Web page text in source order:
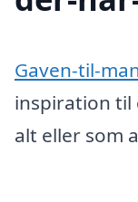
Gaven-til-
inspiration
alt eller som